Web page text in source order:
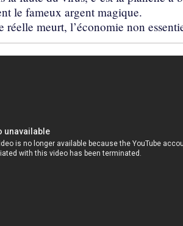
le fameux argent magique.
réelle meurt, l’économie non